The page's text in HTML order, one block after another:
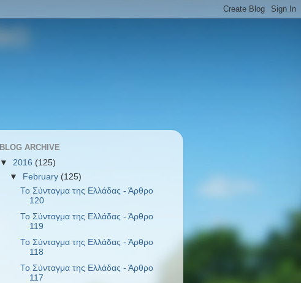
BLOG ARCHIVE
▼ 2016 (125)
▼
February (125)
Το Σύνταγμα της Ελλάδας - Άρθρο
120
Το Σύνταγμα της Ελλάδας - Άρθρο
119
Το Σύνταγμα της Ελλάδας - Άρθρο
118
Το Σύνταγμα της Ελλάδας - Άρθρο
117